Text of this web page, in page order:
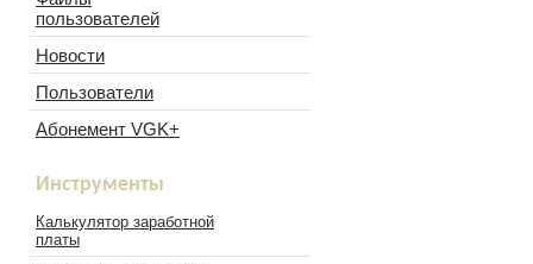
пользователей
Новости
Пользователи
Абонемент VGK+
Инструменты
Калькулятор заработной
платы